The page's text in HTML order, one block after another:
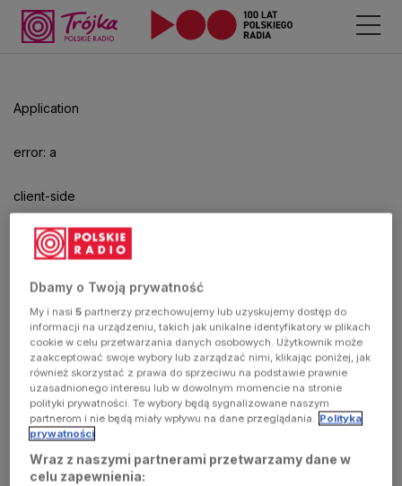
Application
error: a
client-side
exception
has
occurred
(see the
browser
console for
aby
odtwarzać.
Dbamy o Twoją prywatność
My i nasi5 partnerzy przechowujemy lub uzyskujemy dostęp do
informacji na urządzeniu, takich jak unikalne identyfikatory w plikach
cookie w celu przetwarzania danych osobowych. Użytkownik może
zaakceptować swoje wybory lub zarządzać nimi, klikając poniżej, jak
również skorzystać z prawa do sprzeciwu na podstawie prawnie
uzasadnionego interesu lub w dowolnym momencie na stronie
polityki prywatności. Te wybory będą sygnalizowane naszym
partnerom i nie będą miały wpływu na dane przeglądania. Polityka
prywatności
Wraz z naszymi partnerami przetwarzamy dane w
celu zapewnienia: